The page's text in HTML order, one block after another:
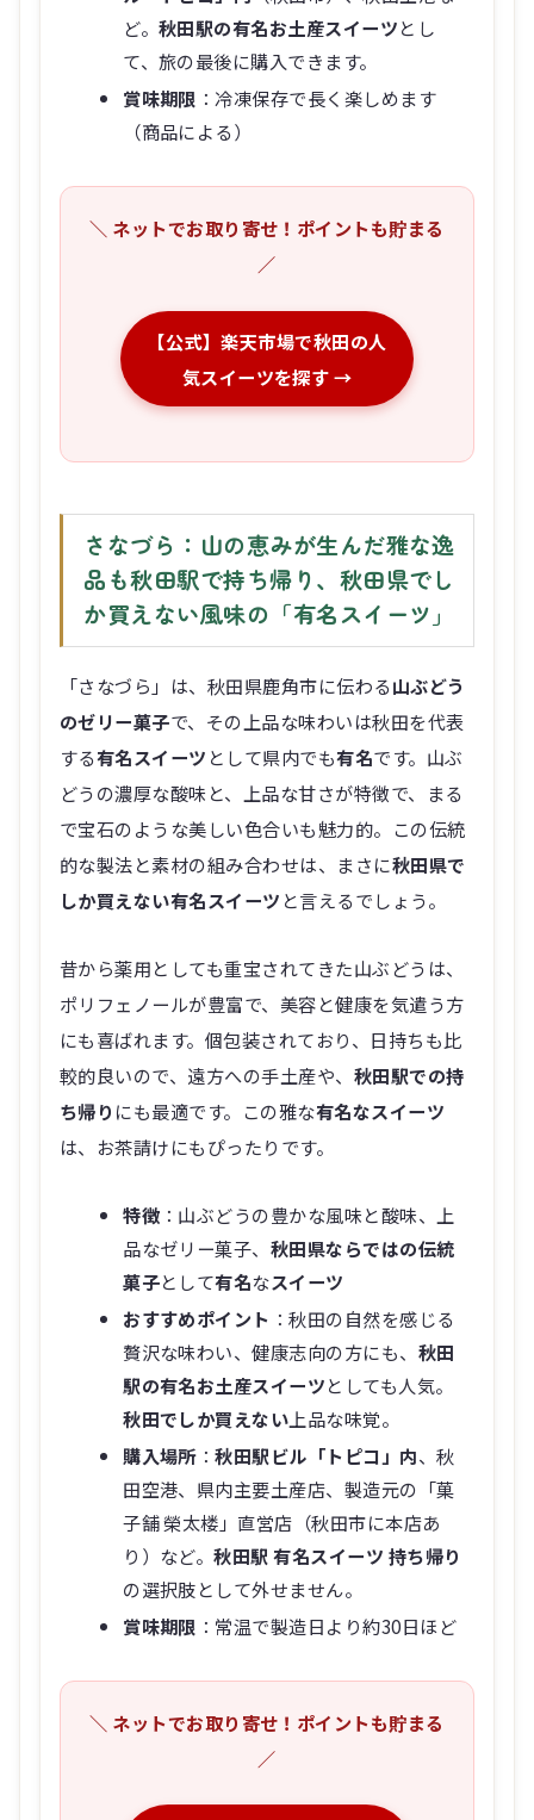
ど。 秋田駅の有名お土産スイーツとし
て、旅の最後に購入できます。
賞味期限 ：冷凍保存で長く楽しめます
（商品による）
＼ ネットでお取り寄せ！ポイントも貯まる
／
【公式】楽天市場で秋田の人
気スイーツを探す →
さなづら：山の恵みが生んだ雅な逸
品も秋田駅で持ち帰り、秋田県でし
か買えない風味の「有名スイーツ」
「さなづら」は、秋田県鹿角市に伝わる山ぶどう
のゼリー菓子で、その上品な味わいは秋田を代表
する有名スイーツ として県内でも有名です。山ぶ
どうの濃厚な酸味と、上品な甘さが特徴で、まる
で宝石のような美しい色合いも魅力的。この伝統
的な製法と素材の組み合わせは、まさに秋田県で
しか買えない有名スイーツ と言えるでしょう。
昔から薬用としても重宝されてきた山ぶどうは、
ポリフェノールが豊富で、美容と健康を気遣う方
にも喜ばれます。個包装されており、日持ちも比
較的良いので、遠方への手土産や、 秋田駅での持
ち帰り にも最適です。この雅な有名なスイーツ
は、お茶請けにもぴったりです。
特徴 ：山ぶどうの豊かな風味と酸味、上
品なゼリー菓子、 秋田県ならではの伝統
菓子として有名なスイーツ
おすすめポイント ：秋田の自然を感じる
贅沢な味わい、健康志向の方にも、 秋田
駅の有名お土産スイーツとしても人気。
秋田でしか買えない 上品な味覚。
購入場所：秋田駅ビル「トピコ」内、秋
田空港、県内主要土産店、製造元の「菓
子舗 榮太楼」直営店（秋田市に本店あ
り）など。秋田駅 有名スイーツ 持ち帰り
の選択肢として外せません。
賞味期限 ：常温で製造日より約30日ほど
＼ ネットでお取り寄せ！ポイントも貯まる
／